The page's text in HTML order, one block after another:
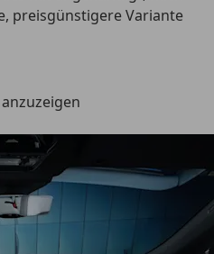
preisgünstigere Variante